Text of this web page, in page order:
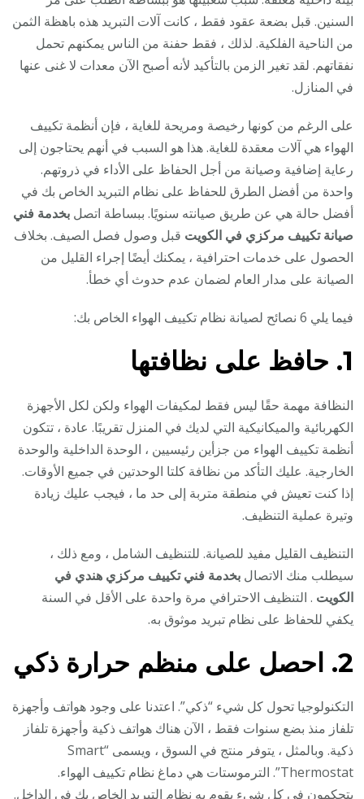
السنين. قبل بضعة عقود فقط ، كانت آلات التبريد هذه باهظة الثمن
من الناحية الفلكية. لذلك ، فقط حفنة من الناس يمكنهم تحمل
نفقاتهم. لقد تغير الزمن بالتأكيد لأنه أصبح الآن معدات لا غنى عنها
في المنازل.
على الرغم من كونها رخيصة ومريحة للغاية ، فإن أنظمة تكييف
الهواء هي آلات معقدة للغاية. هذا هو السبب في أنهم يحتاجون إلى
رعاية إضافية وصيانة من أجل الحفاظ على الأداء في ذروتهم.
واحدة من أفضل الطرق للحفاظ على نظام التبريد الخاص بك في
أفضل حالة هي عن طريق صيانته سنويًا. ببساطة اتصلبخدمة فني
صيانة تكييف مركزي في الكويت قبل وصول فصل الصيف. بخلاف
الحصول على خدمات احترافية ، يمكنك أيضًا إجراء القليل من
الصيانة على مدار العام لضمان عدم حدوث أي خطأ.
فيما يلي 6 نصائح لصيانة نظام تكييف الهواء الخاص بك:
1. حافظ على نظافتها
النظافة مهمة حقًا ليس فقط لمكيفات الهواء ولكن لكل الأجهزة
الكهربائية والميكانيكية التي لديك في المنزل تقريبًا. عادة ، تتكون
أنظمة تكييف الهواء من جزأين رئيسيين ، الوحدة الداخلية والوحدة
الخارجية. عليك التأكد من نظافة كلتا الوحدتين في جميع الأوقات.
إذا كنت تعيش في منطقة متربة إلى حد ما ، فيجب عليك زيادة
وتيرة عملية التنظيف.
التنظيف القليل مفيد للصيانة. للتنظيف الشامل ، ومع ذلك ،
سيطلب منك الاتصالبخدمة فني تكييف مركزي هندي في
الكويت . التنظيف الاحترافي مرة واحدة على الأقل في السنة
يكفي للحفاظ على نظام تبريد موثوق به.
2. احصل على منظم حرارة ذكي
التكنولوجيا تحول كل شيء “ذكي”. اعتدنا على وجود هواتف وأجهزة
تلفاز منذ بضع سنوات فقط ، الآن هناك هواتف ذكية وأجهزة تلفاز
ذكية. وبالمثل ، يتوفر منتج في السوق ، ويسمى “Smart
Thermostat”. الترموستات هي دماغ نظام تكييف الهواء.
يتحكمون في كل شيء يقوم به نظام التبريد الخاص بك في الداخل.